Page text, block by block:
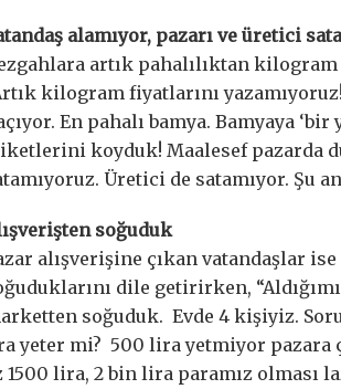
alamıyor, pazarı ve üretici
artık pahalılıktan
kilogram fiyatlarını
En pahalı bamya. Bamyaya
koyduk! Maalesef pazarda
Üretici de satamıyor. Şu
soğuduk
alışverişine çıkan vatandaşlar
dile getirirken,
soğuduk. Evde 4 kişiyiz.
yeter mi? 500 lira yetmiyor pazara
1500 lira, 2 bin lira paramız olması